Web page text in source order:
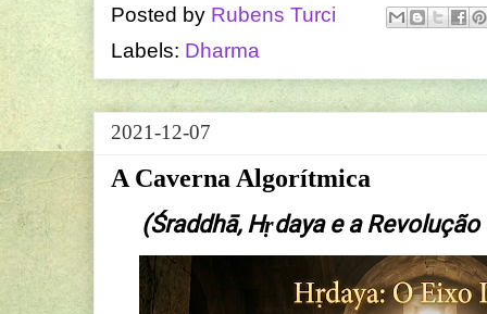
Posted by Rubens Turci
Labels: Dharma
2021-12-07
A Caverna Algorítmica
(Śraddhā, Hṛdaya e a